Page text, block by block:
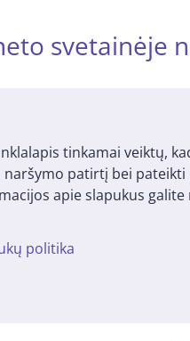
svetainėje
tinkamai veiktų,
naršymo patirtį bei
apie slapukus
politika